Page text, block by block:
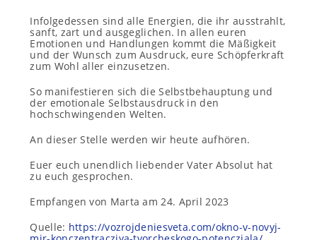
Infolgedessen sind alle Energien, die ihr ausstrahlt,
sanft, zart und ausgeglichen. In allen euren
Emotionen und Handlungen kommt die Mäßigkeit
und der Wunsch zum Ausdruck, eure Schöpferkraft
zum Wohl aller einzusetzen.
So manifestieren sich die Selbstbehauptung und
der emotionale Selbstausdruck in den
hochschwingenden Welten.
An dieser Stelle werden wir heute aufhören.
Euer euch unendlich liebender Vater Absolut hat
zu euch gesprochen.
Empfangen von Marta am 24. April 2023
Quelle: https://vozrojdeniesveta.com/okno-v-novyj-